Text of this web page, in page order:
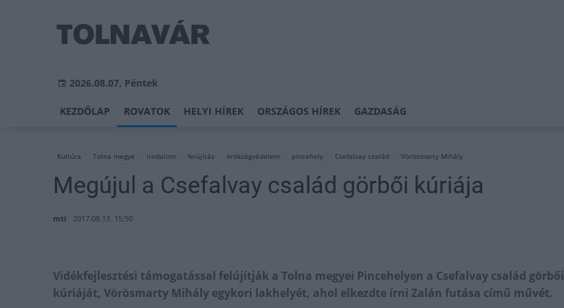
2026.08.07, Péntek
KEZDŐLAP ROVATOK HELYI HÍREK ORSZÁGOS HÍREK GAZDASÁG
Kultúra Tolna megye irodalom felújítás örökségvédelem pincehely Csefalvay család Vörösmarty Mihály
Megújul a Csefalvay család görbői kúriája
mti 2017.08.13. 15:50
Vidékfejlesztési támogatással felújítják a Tolna megyei Pincehelyen a Csefalvay család görbői
kúriáját, Vörösmarty Mihály egykori lakhelyét, ahol elkezdte írni Zalán futása című művét.